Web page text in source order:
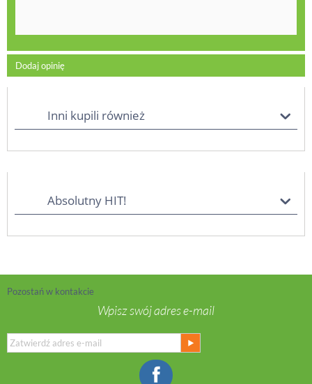
Dodaj opinię
Inni kupili również
Absolutny HIT!
Pozostań w kontakcie
Wpisz swój adres e-mail